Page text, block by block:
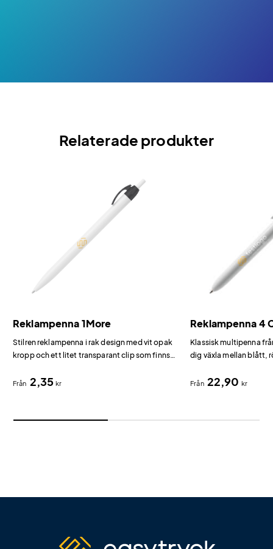
Relaterade produkter
Reklampenna 1More
Stilren reklampenna i rak design med vit opak
kropp och ett litet transparant clip som finns i
Från 2,35kr
Reklampenna 4
Klassisk multipenna
dig växla mellan blått,
Från 22,90 kr